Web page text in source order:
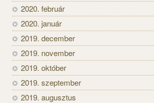
2020. február
2020. január
2019. december
2019. november
2019. október
2019. szeptember
2019. augusztus